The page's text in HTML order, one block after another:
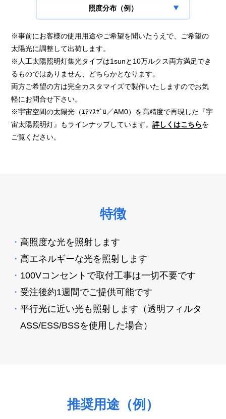
照度分布（例）
※事前にお客様の使用用途やご希望を聞いたうえで、ご希望の
太陽光に調整して出荷します。
※人工太陽照明灯集光タイプは1sunと10万ルクス両方満足でき
るものではありません、どちらかとなります。
両方ご希望の方は完全カスタマイズで製作いたしますのでお気
軽にお問合せ下さい。
※宇宙空間の太陽光（ｴｱﾏｽｾﾞﾛ／AM0）を高精度で再現した『宇
宙太陽照明灯』もラインナップしています。詳しくはこちらを
ご覧ください。
特徴
高照度な光を照射します
高エネルギーな光を照射します
100Vコンセントで取付工事は一切不要です
受注後約1週間でご提供可能です
平行光に近い光も照射します（透明フィルタ
ASS/ESS/BSSを使用した場合）
推奨用途（例）